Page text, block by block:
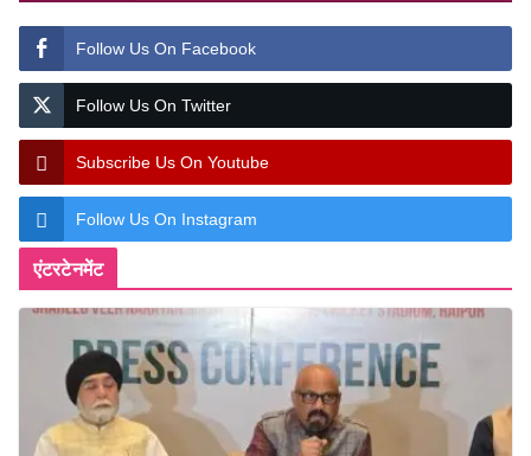
Follow Us On Facebook
Follow Us On Twitter
Subscribe Us On Youtube
Follow Us On Instagram
एंटरटेनमेंट